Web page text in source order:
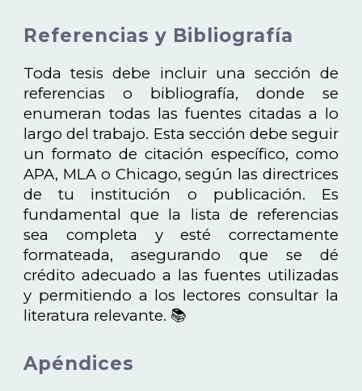
Referencias y Bibliografía
Toda tesis debe incluir una sección de
referencias o bibliografía, donde se
enumeran todas las fuentes citadas a lo
largo del trabajo. Esta sección debe seguir
un formato de citación específico, como
APA, MLA o Chicago, según las directrices
de tu institución o publicación. Es
fundamental que la lista de referencias
sea completa y esté correctamente
formateada, asegurando que se dé
crédito adecuado a las fuentes utilizadas
y permitiendo a los lectores consultar la
literatura relevante. 📚
Apéndices